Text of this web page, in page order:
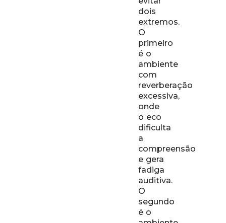
dois
extremos.
O
primeiro
é o
ambiente
com
reverberação
excessiva,
onde
o eco
dificulta
a
compreensão
e gera
fadiga
auditiva.
O
segundo
é o